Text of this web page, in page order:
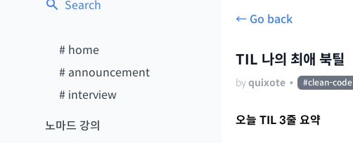
Search
# home
# announcement
# interview
노마드 강의
← Go back
TIL 나의 최애 북틸
byquixote • #clean-code
오늘 TIL 3줄 요약